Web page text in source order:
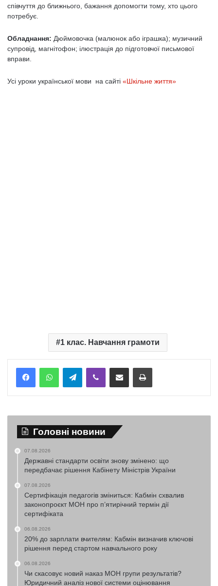
співчуття до ближнього, бажання допомогти тому, хто цього
потребує.
Обладнання: Дюймовочка (малюнок або іграшка); музичний
супровід, магнітофон; ілюстрація до підготовчої письмової
вправи.
Усі уроки української мови на сайті «Шкільне життя»
1 клас. Навчання грамоти
TelegramViber Надіслати електронною поштоюНадрукувати
Головні новини
07.08.2026
Державні стандарти освіти знову змінено: що
передбачає рішення Кабінету Міністрів України
07.08.2026
Сертифікація педагогів зміниться: Кабмін схвалив
законопроєкт МОН про п’ятирічний термін дії
сертифіката
06.08.2026
20% до зарплати вчителям: Кабмін визначив ключові
рішення перед стартом навчального року
06.08.2026
Чи скасовує новий наказ МОН групи результатів?
Юридичний аналіз нової системи оцінювання